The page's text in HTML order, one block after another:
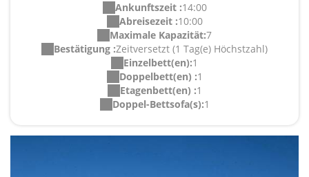
Ankunftszeit :14:00
Abreisezeit :10:00
Maximale Kapazität:7
Bestätigung :Zeitversetzt (1 Tag(e) Höchstzahl)
Einzelbett(en):1
Doppelbett(en) :1
Etagenbett(en) :1
Doppel-Bettsofa(s):1